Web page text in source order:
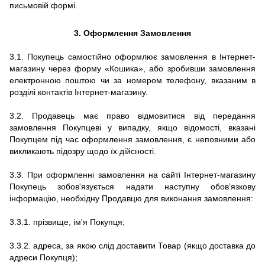
письмовій формі.
3. Оформлення Замовлення
3.1. Покупець самостійно оформлює замовлення в Інтернет-
магазину через форму «Кошика», або зробивши замовлення
електронною поштою чи за номером телефону, вказаним в
розділі контактів Інтернет-магазину.
3.2. Продавець має право відмовитися від передання
замовлення Покупцеві у випадку, якщо відомості, вказані
Покупцем під час оформлення замовлення, є неповними або
викликають підозру щодо їх дійсності.
3.3. При оформленні замовлення на сайті Інтернет-магазину
Покупець зобов'язується надати наступну обов’язкову
інформацію, необхідну Продавцю для виконання замовлення:
3.3.1. прізвище, ім'я Покупця;
3.3.2. адреса, за якою слід доставити Товар (якщо доставка до
адреси Покупця);